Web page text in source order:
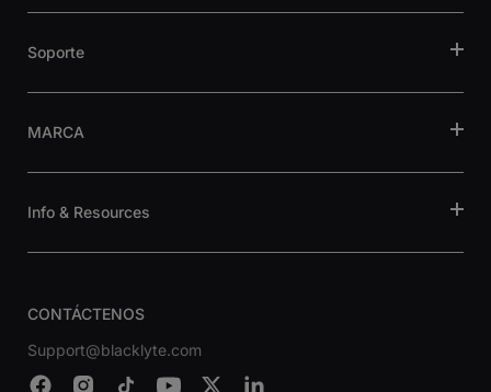
Soporte
MARCA
Info & Resources
CONTÁCTENOS
Support@blacklyte.com